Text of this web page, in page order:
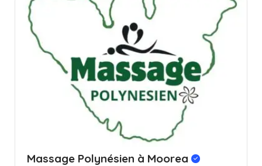
Massage Polynésien à Moorea